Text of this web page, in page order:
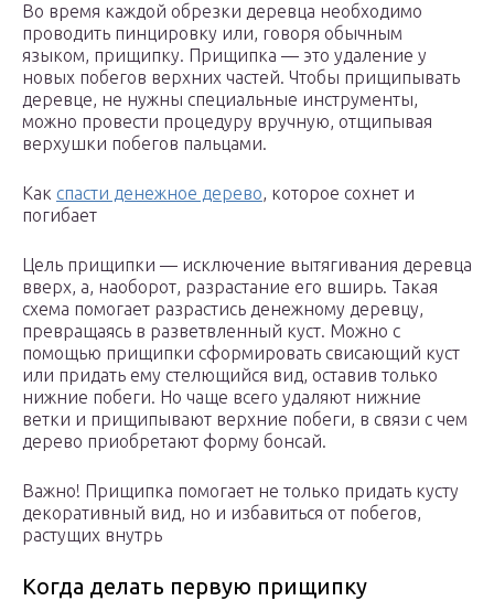
Во время каждой обрезки деревца необходимо
проводить пинцировку или, говоря обычным
языком, прищипку. Прищипка — это удаление у
новых побегов верхних частей. Чтобы прищипывать
деревце, не нужны специальные инструменты,
можно провести процедуру вручную, отщипывая
верхушки побегов пальцами.
Как спасти денежное дерево, которое сохнет и
погибает
Цель прищипки — исключение вытягивания деревца
вверх, а, наоборот, разрастание его вширь. Такая
схема помогает разрастись денежному деревцу,
превращаясь в разветвленный куст. Можно с
помощью прищипки сформировать свисающий куст
или придать ему стелющийся вид, оставив только
нижние побеги. Но чаще всего удаляют нижние
ветки и прищипывают верхние побеги, в связи с чем
дерево приобретают форму бонсай.
Важно! Прищипка помогает не только придать кусту
декоративный вид, но и избавиться от побегов,
растущих внутрь
Когда делать первую прищипку